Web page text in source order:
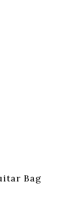
Bag